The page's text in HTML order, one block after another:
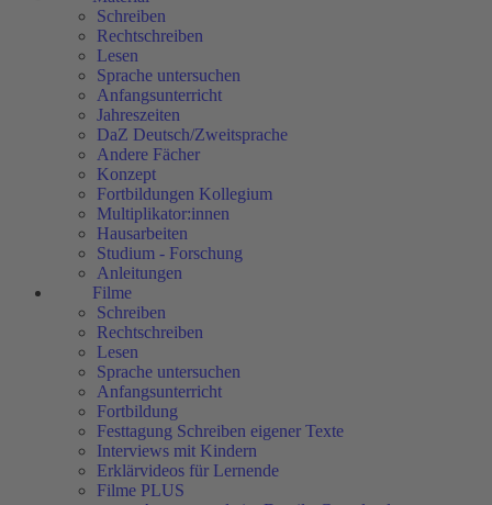
Schreiben
Rechtschreiben
Lesen
Sprache untersuchen
Anfangsunterricht
Jahreszeiten
DaZ Deutsch/Zweitsprache
Andere Fächer
Konzept
Fortbildungen Kollegium
Multiplikator:innen
Hausarbeiten
Studium - Forschung
Anleitungen
Filme
Schreiben
Rechtschreiben
Lesen
Sprache untersuchen
Anfangsunterricht
Fortbildung
Festtagung Schreiben eigener Texte
Interviews mit Kindern
Erklärvideos für Lernende
Filme PLUS